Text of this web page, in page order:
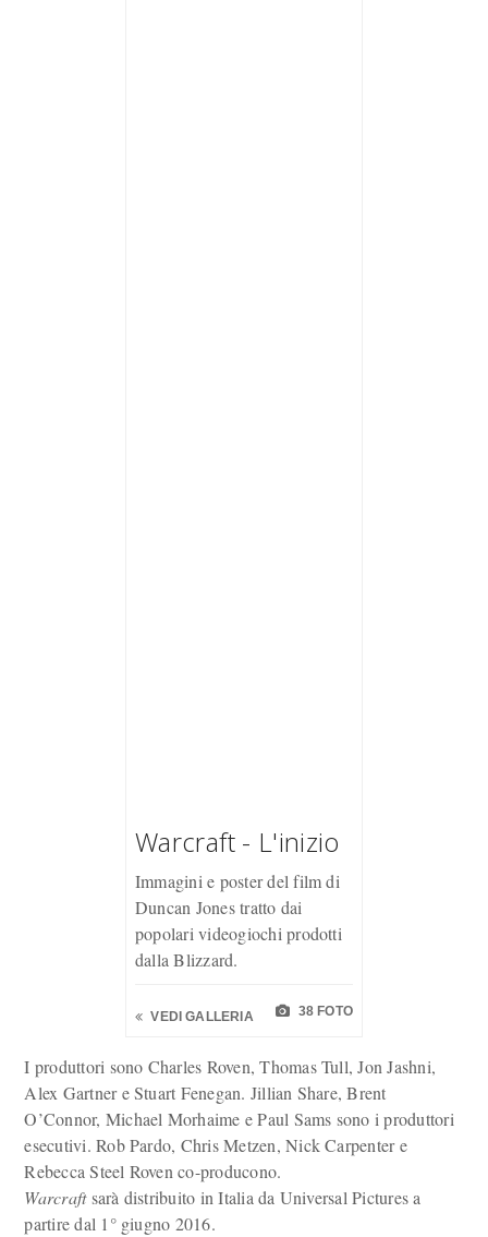
Warcraft - L'inizio
Immagini e poster del film di
Duncan Jones tratto dai
popolari videogiochi prodotti
dalla Blizzard.
VEDI GALLERIA 38 FOTO
I produttori sono Charles Roven, Thomas Tull, Jon Jashni,
Alex Gartner e Stuart Fenegan. Jillian Share, Brent
O’Connor, Michael Morhaime e Paul Sams sono i produttori
esecutivi. Rob Pardo, Chris Metzen, Nick Carpenter e
Rebecca Steel Roven co-producono.
Warcraftsarà distribuito in Italia da Universal Pictures a
partire dal 1° giugno 2016.